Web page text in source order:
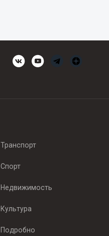
Транспорт
Спорт
Недвижимость
Культура
Подробно